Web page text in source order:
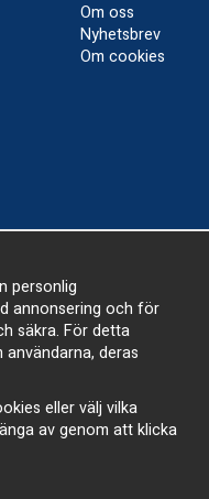
Om oss
Nyhetsbrev
Om cookies
skickas hela
personlig
annonsering och för
säkra. För detta
deras
eller välj vilka
av genom att klicka